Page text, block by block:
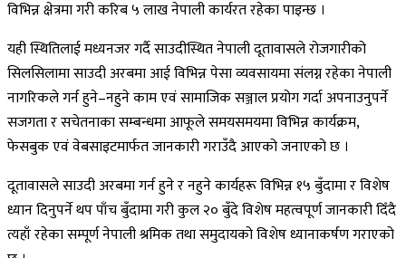
विभिन्न क्षेत्रमा गरी करिब ५ लाख नेपाली कार्यरत रहेका पाइन्छ ।
यही स्थितिलाई मध्यनजर गर्दै साउदीस्थित नेपाली दूतावासले रोजगारीको
सिलसिलामा साउदी अरबमा आई विभिन्न पेसा व्यवसायमा संलग्न रहेका नेपाली
नागरिकले गर्न हुने–नहुने काम एवं सामाजिक सञ्जाल प्रयोग गर्दा अपनाउनुपर्ने
सजगता र सचेतनाका सम्बन्धमा आफूले समयसमयमा विभिन्न कार्यक्रम,
फेसबुक एवं वेबसाइटमार्फत जानकारी गराउँदै आएको जनाएको छ ।
दूतावासले साउदी अरबमा गर्न हुने र नहुने कार्यहरू विभिन्न १५ बुँदामा र विशेष
ध्यान दिनुपर्ने थप पाँच बुँदामा गरी कुल २० बुँदे विशेष महत्वपूर्ण जानकारी दिँदै
त्यहाँ रहेका सम्पूर्ण नेपाली श्रमिक तथा समुदायको विशेष ध्यानाकर्षण गराएको